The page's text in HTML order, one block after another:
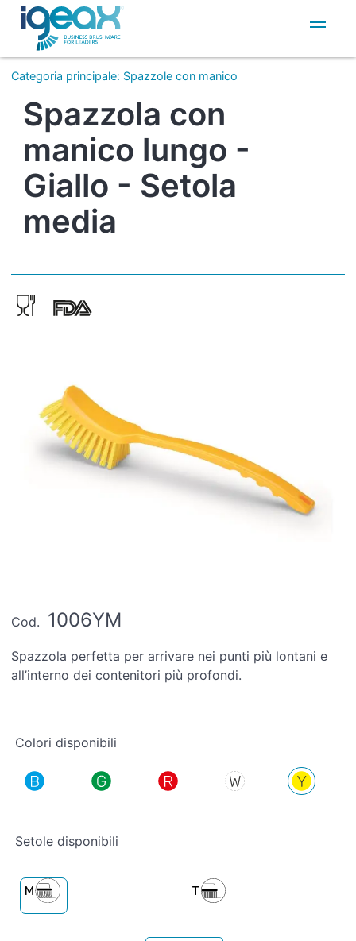
IT
EN
Categoria principale: Spazzole con manico
Spazzola con
manico lungo -
Giallo - Setola
media
Cod. 1006YM
Spazzola perfetta per arrivare nei punti più lontani e
all’interno dei contenitori più profondi.
Colori disponibili
Setole disponibili